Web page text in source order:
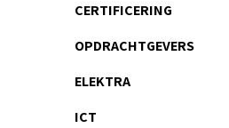
CERTIFICERING
OPDRACHTGEVERS
ELEKTRA
ICT